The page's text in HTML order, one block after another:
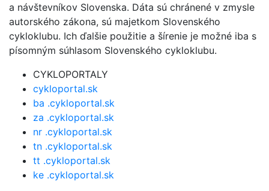
a návštevníkov Slovenska. Dáta sú chránené v zmysle
autorského zákona, sú majetkom Slovenského
cykloklubu. Ich ďalšie použitie a šírenie je možné iba s
písomným súhlasom Slovenského cykloklubu.
CYKLOPORTALY
cykloportal.sk
ba .cykloportal.sk
za .cykloportal.sk
nr .cykloportal.sk
tn .cykloportal.sk
tt .cykloportal.sk
ke .cykloportal.sk